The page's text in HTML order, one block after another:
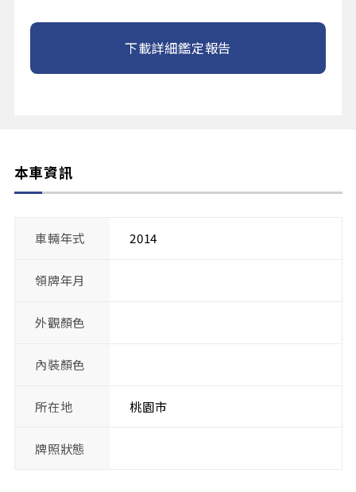
下載詳細鑑定報告
本車資訊
車輛年式 2014
領牌年月
外觀顏色
內裝顏色
所在地 桃園市
牌照狀態